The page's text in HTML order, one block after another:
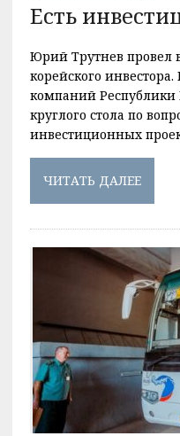
Есть
Юрий Трутнев провел
корейского
компаний Республики
круглого стола по
инвестиционных
ЧИТАТЬ ДАЛЕЕ